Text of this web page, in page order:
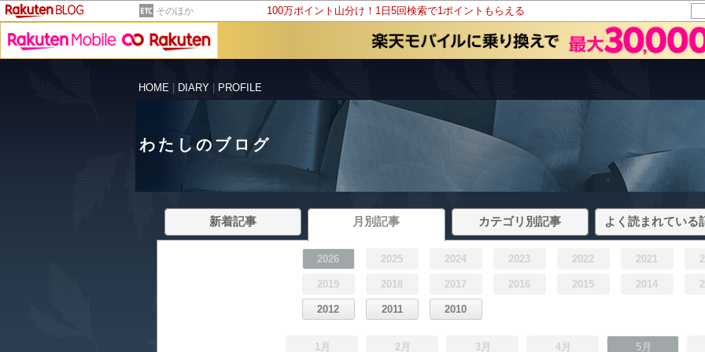
そのほか 100万ポイント山分け！1日5回検索で1ポイントもらえる
HOME|DIARY |PROFILE
わたしのブログ
新着記事 月別記事 カテゴリ別記事 よく読まれている
2026 2025 2024 2023 2022 2021
2019 2018 2017 2016 2015 2014
2012 2011 2010
1月 2月 3月 4月 5月